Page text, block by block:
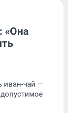
«Она
иван-чай —